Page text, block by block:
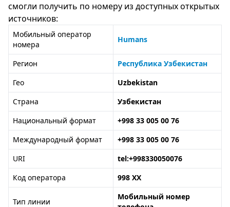
смогли получить по номеру из доступных открытых
источников:
Мобильный оператор
номера
Humans
Регион
Республика Узбекистан
Гео
Uzbekistan
Страна
Узбекистан
Национальный формат
+998 33 005 00 76
Международный формат
+998 33 005 00 76
URI
tel:+998330050076
Код оператора
998 XX
Тип линии
Мобильный номер